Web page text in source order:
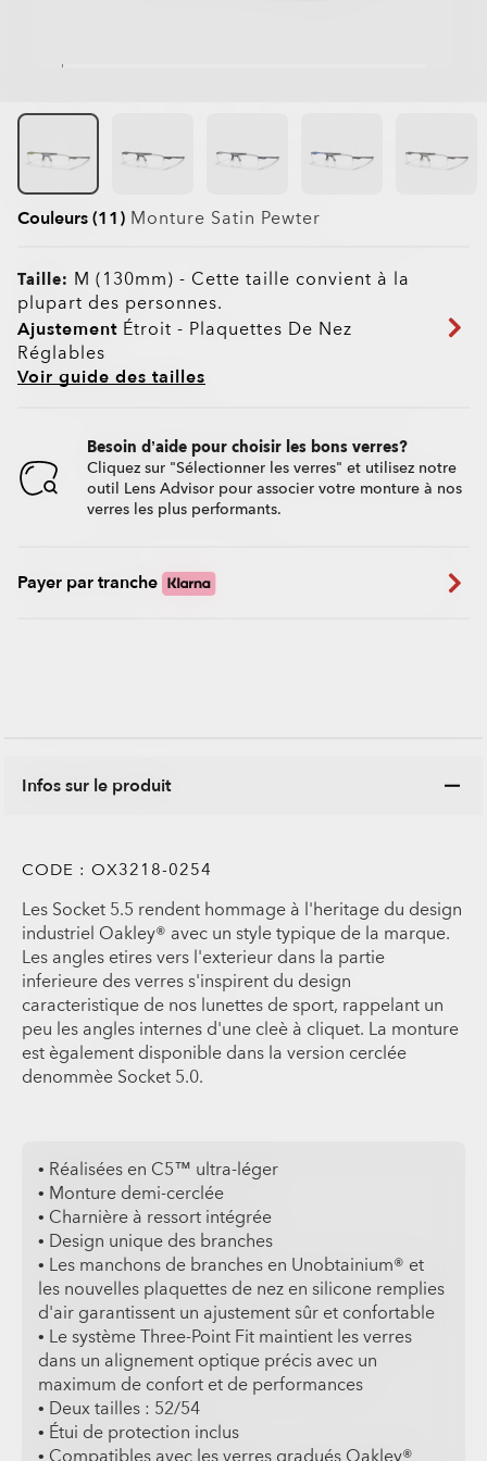
Couleurs (11) Monture Satin Pewter
Taille: M (130mm) - Cette taille convient à la
plupart des personnes.
Ajustement Étroit - Plaquettes De Nez
Réglables
Voir guide des tailles
Besoin d’aide pour choisir les bons verres?
Cliquez sur "Sélectionner les verres" et utilisez notre
outil Lens Advisor pour associer votre monture à nos
verres les plus performants.
Payer par tranche
Infos sur le produit
CODE : OX3218-0254
Les Socket 5.5 rendent hommage à l'heritage du design
industriel Oakley® avec un style typique de la marque.
Les angles etires vers l'exterieur dans la partie
inferieure des verres s'inspirent du design
caracteristique de nos lunettes de sport, rappelant un
peu les angles internes d'une cleè à cliquet. La monture
est ègalement disponible dans la version cerclée
denommèe Socket 5.0.
• Réalisées en C5™ ultra-léger
• Monture demi-cerclée
• Charnière à ressort intégrée
• Design unique des branches
• Les manchons de branches en Unobtainium® et
les nouvelles plaquettes de nez en silicone remplies
d'air garantissent un ajustement sûr et confortable
• Le système Three-Point Fit maintient les verres
dans un alignement optique précis avec un
maximum de confort et de performances
• Deux tailles : 52/54
• Étui de protection inclus